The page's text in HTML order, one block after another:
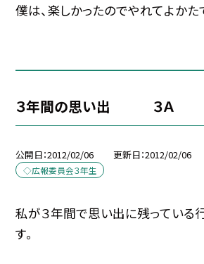
僕は、楽しかったのでやれてよかた
３年間の思い出 ３Ａ
公開日 2012/02/06 更新日 2012/02/06
◇広報委員会３年生
私が３年間で思い出に残っている
す。